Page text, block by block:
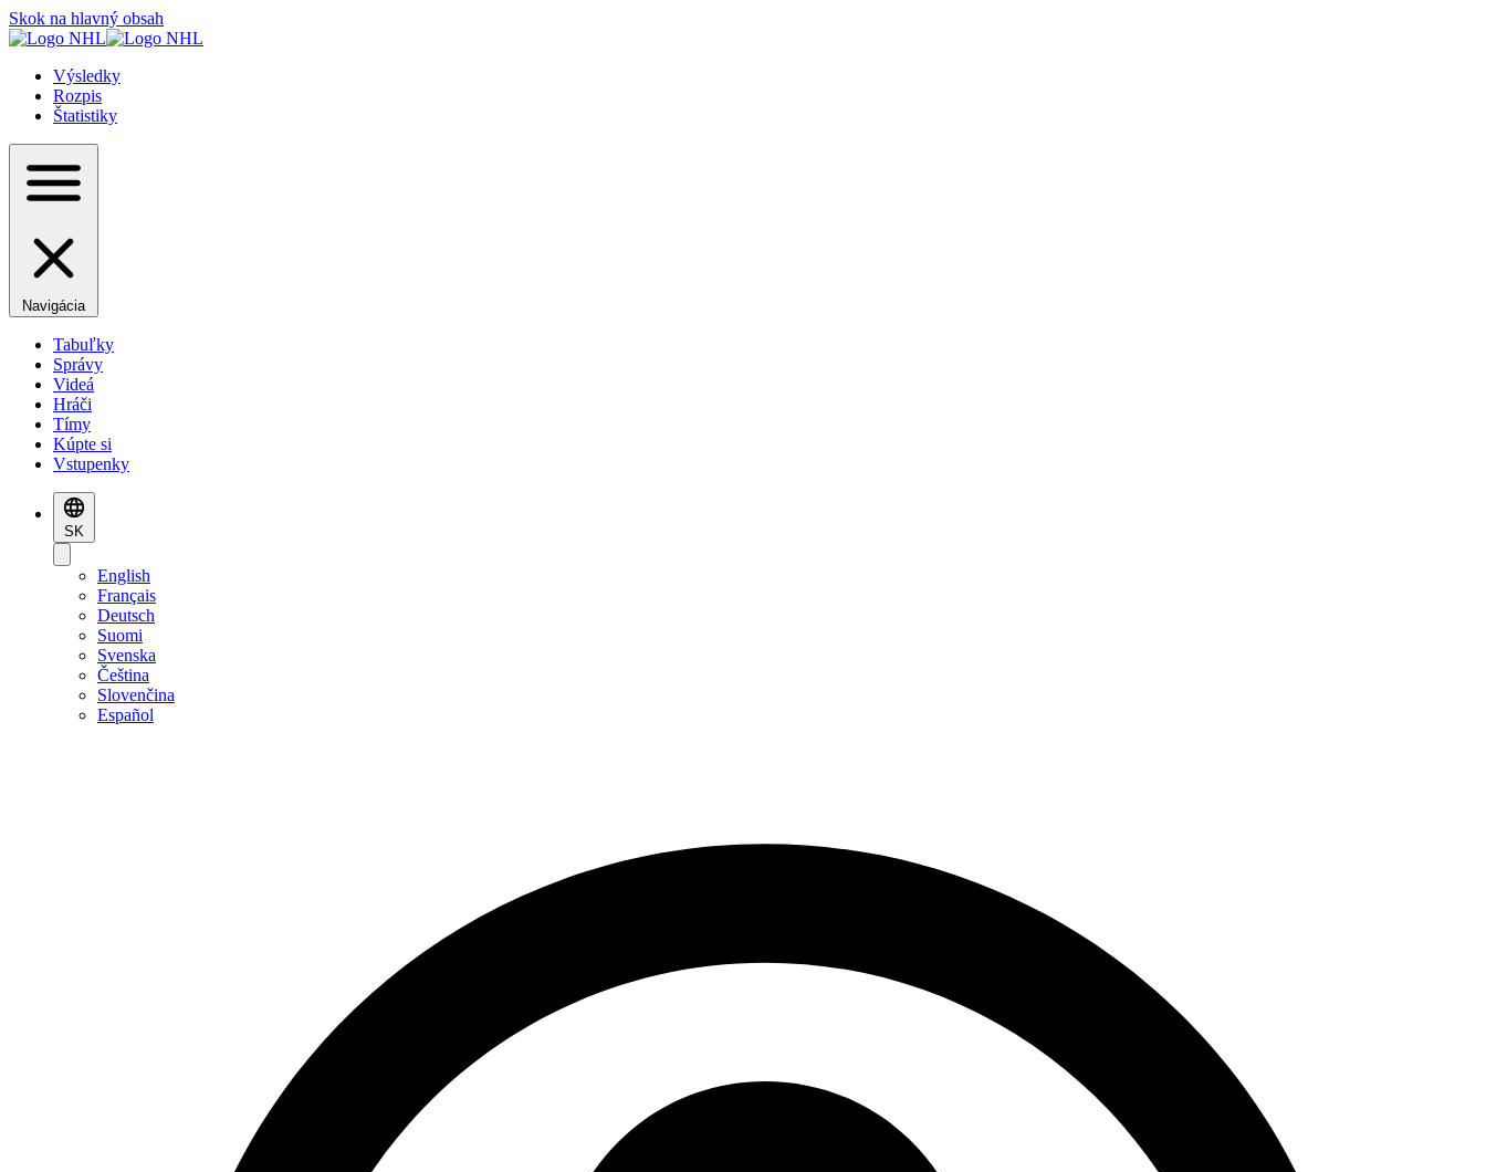
Skok na hlavný obsah
Výsledky
Rozpis
Štatistiky
Navigácia
Tabuľky
Správy
Videá
Hráči
Tímy
Kúpte si
Vstupenky
SK
English
Français
Deutsch
Suomi
Svenska
Čeština
Slovenčina
Español